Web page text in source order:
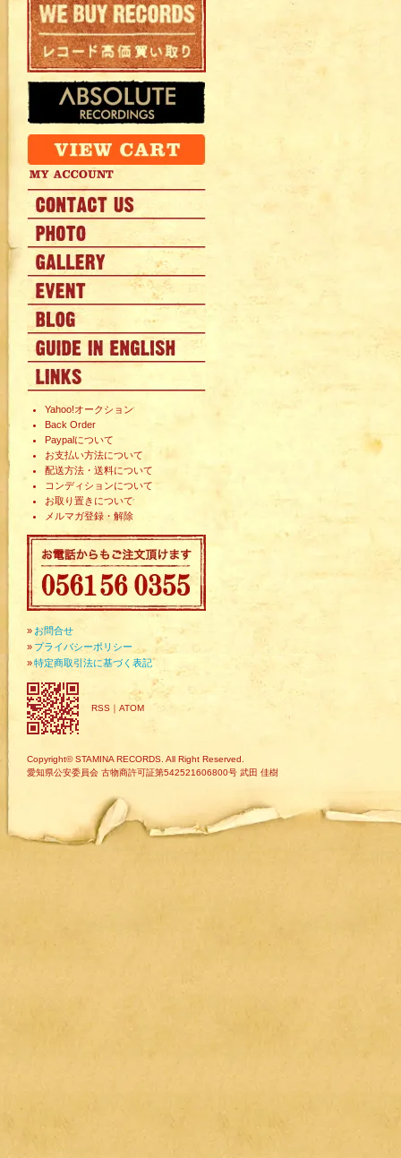
Yahoo!オークション
Back Order
Paypalについて
お支払い方法について
配送方法・送料について
コンディションについて
お取り置きについて
メルマガ登録・解除
» お問合せ
» プライバシーポリシー
»特定商取引法に基づく表記
RSS ｜ ATOM
Copyright© STAMINA RECORDS. All Right Reserved.
愛知県公安委員会 古物商許可証第542521606800号 武田 佳樹